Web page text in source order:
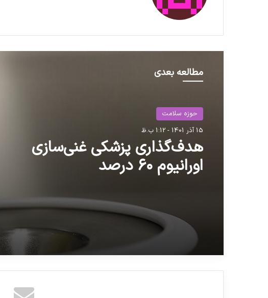
مطالعه بعدی
حوزه سلامت
15 آذر 1401 - 1:12 ب.ظ
هدف‌گذاری پزشکی غنی‌سازی
اورانیوم ۶۰ درصد
حوزه سلامت
20 فروردین 1404 - 8:13 ق.ظ
نهادهای امنیتی کشور وجود مافیای
دارو را تایید کردند